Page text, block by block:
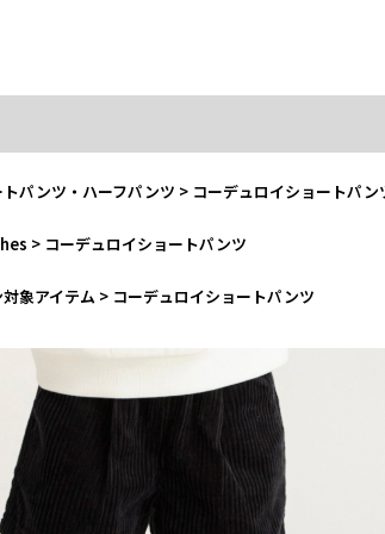
トパンツ・ハーフパンツ > コーデュロイショートパン
> コーデュロイショートパンツ
象アイテム > コーデュロイショートパンツ